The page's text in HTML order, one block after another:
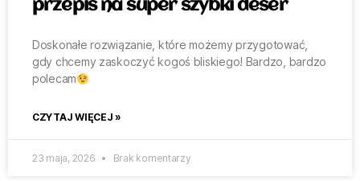
przepis na super szybki deser
Doskonałe rozwiązanie, które możemy przygotować,
gdy chcemy zaskoczyć kogoś bliskiego! Bardzo, bardzo
polecam
CZYTAJ WIĘCEJ »
23 maja, 2026 Brak komentarzy